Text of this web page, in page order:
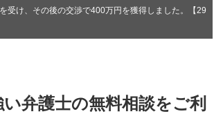
受け、その後の交渉で400万円を獲得しました。【29
弁護士の無料相談をご利